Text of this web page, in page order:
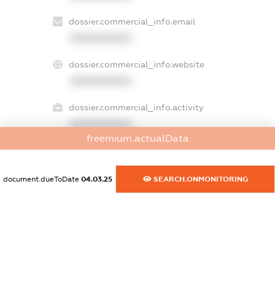
dossier.commercial_info.email
dossier.commercial_info.website
dossier.commercial_info.activity
freemium.exampleText_1
freemium.actualData
document.dueToDate 04.03.25 SEARCH.ONMONITORING